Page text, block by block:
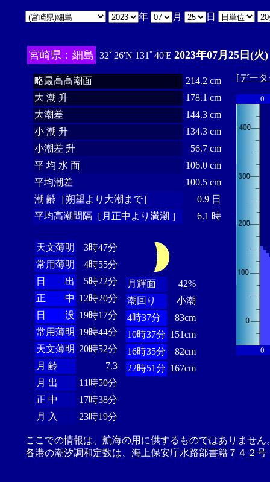
年 月 日
宮崎県：細島 32ﾟ26'N 131ﾟ40'E 2023年07月25日(火)
略最高高潮面
214.2 cm
大 潮 升
178.1 cm
大潮差
144.3 cm
小 潮 升
134.3 cm
小潮差 升
56.7 cm
平 均 水 面
106.0 cm
平均潮差
100.5 cm
潮 齢［朔望より大潮まで］
0.9 日
平均高潮間隔［月正中より満潮 ］
6.1 時
天文薄明
3時47分
常用薄明
4時55分
日 出
5時22分
正 中 12時20分
日 没 19時17分
常用薄明 19時44分
天文薄明 20時52分
月 齢
7.3
月 出
11時50分
正 中
17時38分
月 入
23時19分
月輝面
42%
潮回り
小潮
4時37分
83cm
10時37分 151cm
16時35分
82cm
22時51分 167cm
[デー
0
0
ここでの情報は、航海の用に供するものではありませ
各港の潮汐調和定数は、海上保安庁水路部書籍７４２